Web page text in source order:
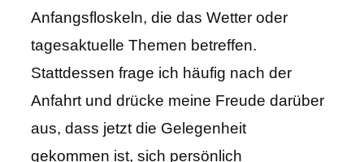
Anfangsfloskeln, die das Wetter oder
tagesaktuelle Themen betreffen.
Stattdessen frage ich häufig nach der
Anfahrt und drücke meine Freude darüber
aus, dass jetzt die Gelegenheit
gekommen ist, sich persönlich